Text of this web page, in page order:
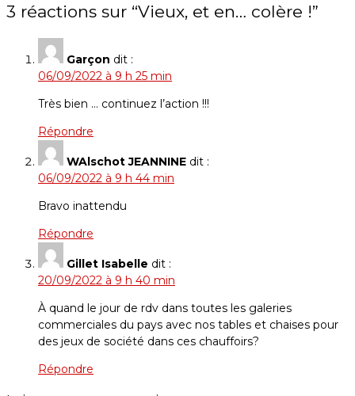
3 réactions sur “Vieux, et en… colère !”
Garçon dit :
06/09/2022 à 9 h 25 min
Très bien … continuez l’action !!!
Répondre
WAlschot JEANNINE dit :
06/09/2022 à 9 h 44 min
Bravo inattendu
Répondre
Gillet Isabelle dit :
20/09/2022 à 9 h 40 min
À quand le jour de rdv dans toutes les galeries
commerciales du pays avec nos tables et chaises pour
des jeux de société dans ces chauffoirs?
Répondre